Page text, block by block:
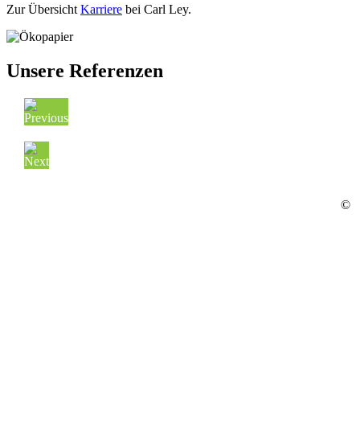
Zur ÜbersichtKarriere bei Carl Ley.
Unsere Referenzen
©